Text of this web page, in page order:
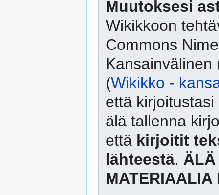
Muutoksesi
Wikikkoon
Commons
Kansainvälinen
(Wikikko -
että
älä tallenna
että kirjoitit
lähteestä. ÄLÄ
MATERIAALIA